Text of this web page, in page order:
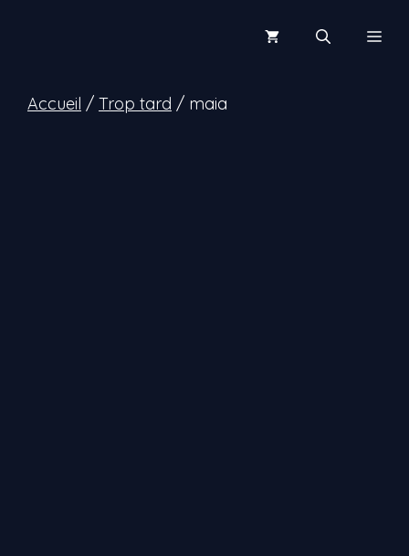
Accueil / Trop tard / maia